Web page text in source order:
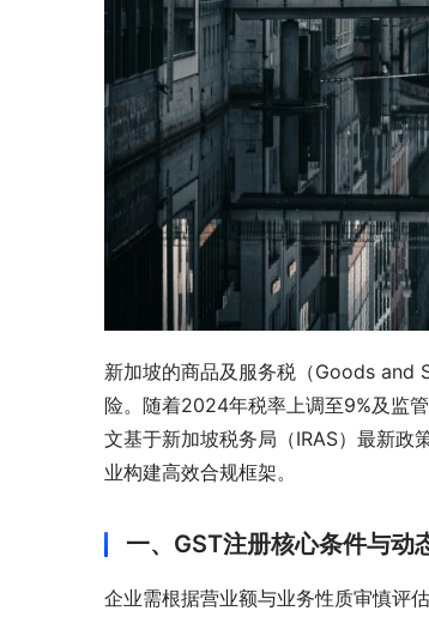
新加坡的商品及服务税（Goods and
险。随着2024年税率上调至9%及监
文基于新加坡税务局（IRAS）最新政
业构建高效合规框架。
一、GST注册核心条件与动
企业需根据营业额与业务性质审慎评